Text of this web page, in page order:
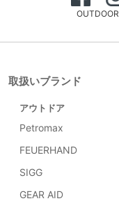
OUTDOOR
取扱いブランド
アウトドア
Petromax
FEUERHAND
SIGG
GEAR AID